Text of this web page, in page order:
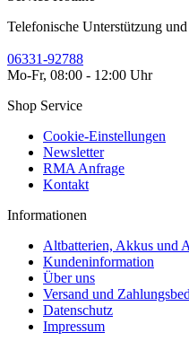
Telefonische Unterstützung
06331-92788
Mo-Fr, 08:00 - 12:00 Uhr
Shop Service
Cookie-Einstellungen
Newsletter
RMA Anfrage
Kontakt
Informationen
Altbatterien, Akkus und
Kundeninformation
Über uns
Versand und
Datenschutz
Impressum